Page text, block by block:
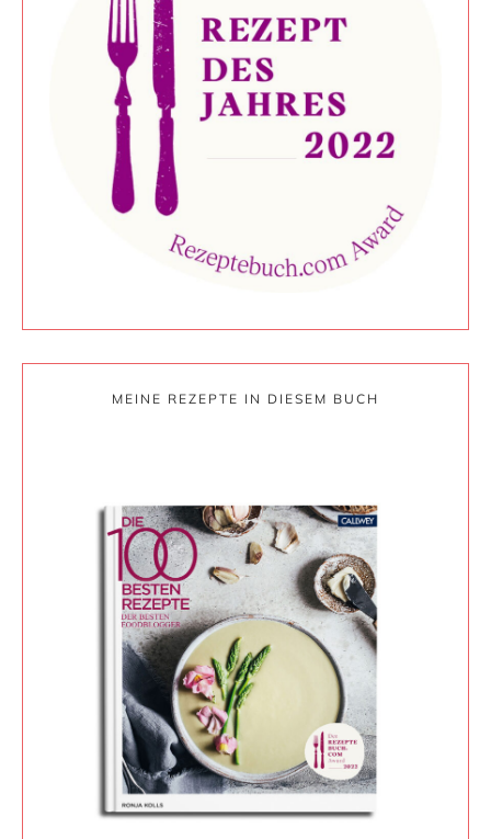
MEINE REZEPTE IN DIESEM BUCH